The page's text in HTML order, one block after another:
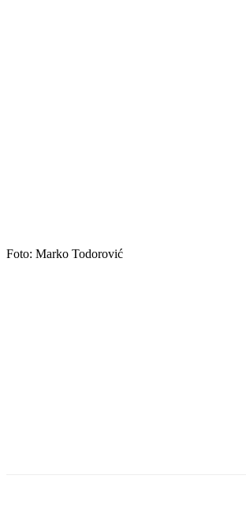
Foto: Marko Todorović